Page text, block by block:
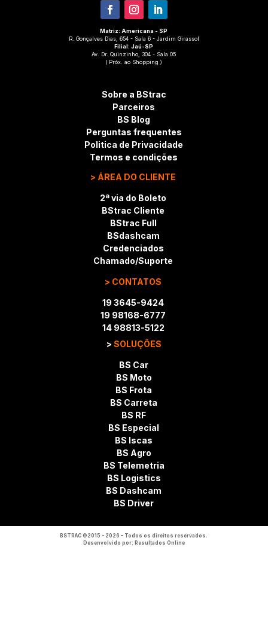
Matriz: Americana - SP
R. Gonçalves Dias, 654 - Sala 6 - Jardim Girassol
Filial: Jaú-SP
Av. Dr. Quinzinho, 304 - Sala 05
( Próx. ao Shopping )
Sobre a BStrac
Parceiros
BS Blog
Perguntas frequentes
Politica de Privacidade
Termos e condições
> ÁREA DO CLIENTE
2ª via do Boleto
BStrac Cliente
BStrac Full
BSdashcam
Credenciados
Chamado/Suporte
> CONTATOS
19 3645-9424
19 98168-6777
14 98813-5122
> SOLUÇÕES
BS Car
BS Moto
BS Frota
BS Carreta
BS RF
BS Especial
BS Iscas
BS Agro
BS Telemetria
BS Logistics
BS Dashcam
BS Driver
BSTRAC ©2015 - 2026 – Todos os direitos reservados.
Desenvolvido por: Resultados Online